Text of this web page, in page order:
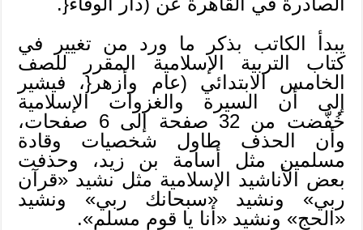
يبدأ الكاتب بذكر ما ورد من تغيير في
كتاب التربية الإسلامية المقرر للصف
الخامس الابتدائي (عام وأزهر{، فيشير
إلى أن السيرة والغزوات الإسلامية
خُفّضت من 32 صفحة إلى 6 صفحات،
وأن الحذف طاول شخصيات وقادة
مسلمين مثل أسامة بن زيد، وحذفت
بعض الأناشيد الإسلامية مثل نشيد «قرآن
ربي» ونشيد «سبحانك ربي» ونشيد
«الحج» ونشيد «أنا يا قوم مسلم».